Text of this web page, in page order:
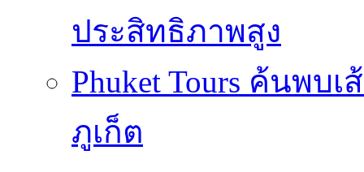
ประสิทธิภาพสูง
Phuket Tours ค้นพบ
ภูเก็ต